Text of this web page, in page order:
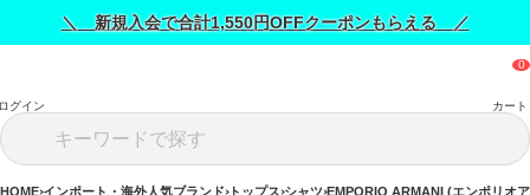
＼ 新規入会で合計1,550円OFFクーポンもらえる ／
グイン カート
HOME インポート・海外人気ブランド トップス シャツ EMPORIO ARMANI (エンポリオ